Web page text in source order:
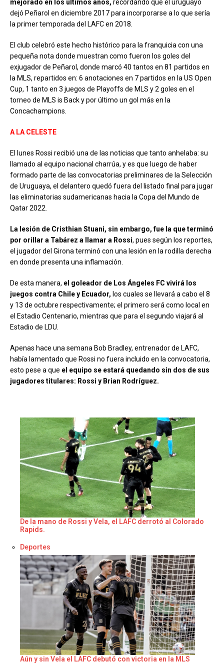
mejorado en los últimos años, recordando que el uruguayo
dejó Peñarol en diciembre 2017 para incorporarse a lo que sería
la primer temporada del LAFC en 2018.
El club celebró este hecho histórico para la franquicia con una
pequeña nota donde muestran como fueron los goles del
exjugador de Peñarol, donde marcó 40 tantos en 81 partidos en
la MLS, repartidos en: 6 anotaciones en 7 partidos en la US Open
Cup, 1 tanto en 3 juegos de Playoffs de MLS y 2 goles en el
torneo de MLS is Back y por último un gol más en la
Concachampions.
A LA CELESTE
El lunes Rossi recibió una de las noticias que tanto anhelaba: su
llamado al equipo nacional charrúa, y es que luego de haber
formado parte de las convocatorias preliminares de la Selección
de Uruguaya, el delantero quedó fuera del listado final para jugar
las eliminatorias sudamericanas hacia la Copa del Mundo de
Qatar 2022.
La lesión de Cristhian Stuani, sin embargo,fue la que terminó
por orillar a Tabárez a llamar a Rossi, pues según los reportes,
el jugador del Girona terminó con una lesión en la rodilla derecha
en donde presenta una inflamación.
De esta manera, el goleador de Los Ángeles FC vivirá los
juegos contra Chile y Ecuador, los cuales se llevará a cabo el 8
y 13 de octubre respectivamente; el primero será como local en
el Estadio Centenario, mientras que para el segundo viajará al
Estadio de LDU.
Apenas hace una semana Bob Bradley, entrenador de LAFC,
había lamentado que Rossi no fuera incluido en la convocatoria,
esto pese a que el equipo se estará quedando sin dos de sus
jugadores titulares: Rossi y Brian Rodríguez.
De la mano de Rossi y Vela, el LAFC derrotó al Colorado
Rapids.
Respecto a
Deportes
Aún y sin Vela el LAFC debutó con victoria en la MLS